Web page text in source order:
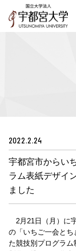
学長室から
宇都宮大学の理
宇大スピリット
ファクトブック
教育システム
授業案内（シラ
教員一覧
研究者情報検索
地域社会連携
地域創生推進機
自治体等との協
産学連携
TOP
大学との共同研
国際交流
TOP
基金・ファンド
データサイエンス
地域デザイン科学
共同教育学部
TOP
学内共同施設
アドミッション
研究推進機構
宇都宮大学を活用
TOP
大学との連携
情報公開
2022.2.24
宇都宮市からい
ラム表紙デザイ
ました
2月21日（月）に
の「いちご一会と
た競技別プログラム